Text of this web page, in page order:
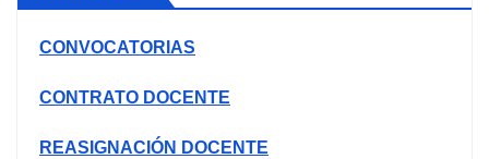
CONVOCATORIAS
CONTRATO DOCENTE
REASIGNACIÓN DOCENTE